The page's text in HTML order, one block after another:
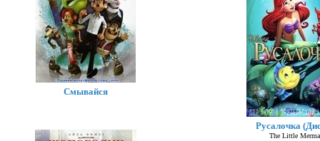
Русалочка
The Little
Смывайся